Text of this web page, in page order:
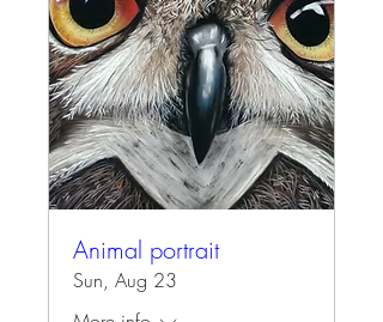
Animal portrait
Sun, Aug 23